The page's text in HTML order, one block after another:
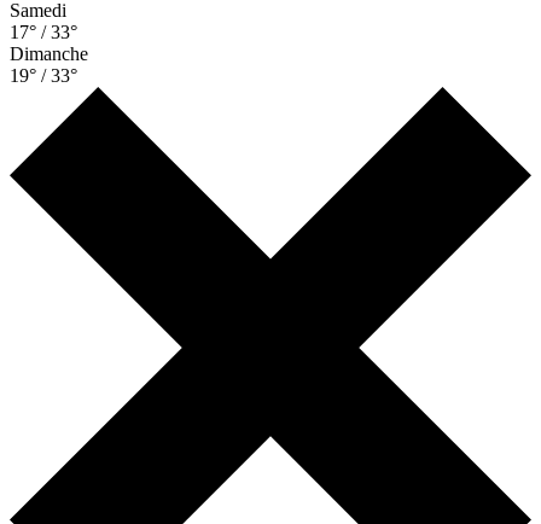
Samedi
17° / 33°
Dimanche
19° / 33°